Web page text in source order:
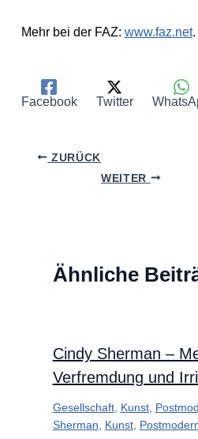
Mehr bei der FAZ: www.faz.net.
Facebook Twitter
ZURÜCK
WEITER
Ähnliche
Cindy Sherman –
Verfremdung und
Gesellschaft, Kunst,
Sherman
Kunst,